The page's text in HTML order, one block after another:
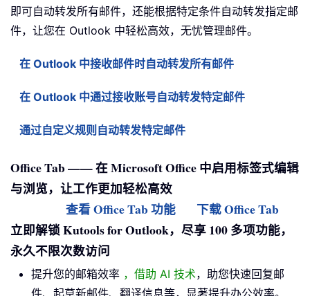
即可自动转发所有邮件，还能根据特定条件自动转发指定邮
件，让您在 Outlook 中轻松高效，无忧管理邮件。
在 Outlook 中接收邮件时自动转发所有邮件
在 Outlook 中通过接收账号自动转发特定邮件
通过自定义规则自动转发特定邮件
Office Tab —— 在 Microsoft Office 中启用标签式编辑
与浏览，让工作更加轻松高效
查看 Office Tab 功能
下载 Office Tab
立即解锁 Kutools for Outlook，尽享 100 多项功能，
永久不限次数访问
提升您的邮箱效率 ，借助 AI 技术，助您快速回复邮